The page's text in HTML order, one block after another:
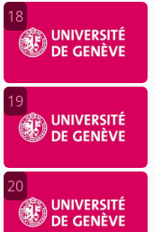
18
19
20